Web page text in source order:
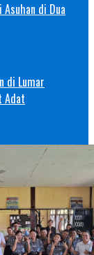
Asuhan di Dua
di Lumar
Adat